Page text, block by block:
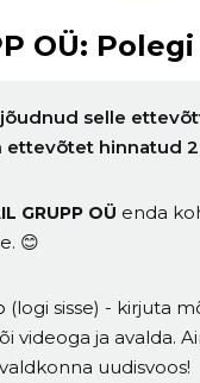
OÜ:
selle
ettevõtet hinnatud
GRUPP OÜ enda
😊
(logi sisse) - kirjuta
videoga ja
uudisvoos!